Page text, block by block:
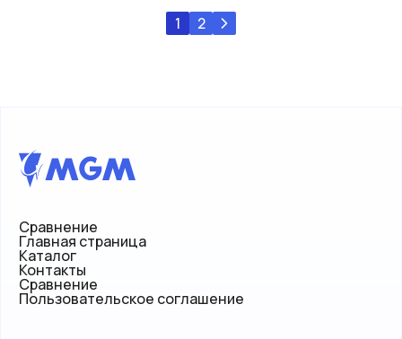
1 2
Сравнение
Главная страница
Каталог
Контакты
Сравнение
Пользовательское соглашение